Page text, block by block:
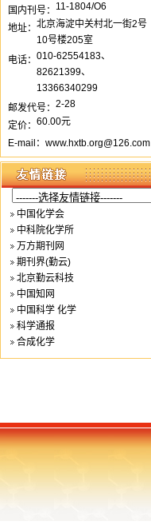
国内刊号： 11-1804/O6
地址： 北京海淀中关村北一街2号
10号楼205室
电话： 010-62554183、
82621399、
13366340299
邮发代号： 2-28
定价： 60.00元
E-mail：www.hxtb.org@126.com
中国化学会
中科院化学所
万方期刊网
期刊界(勤云)
北京勤云科技
中国知网
中国科学 化学
科学通报
合成化学